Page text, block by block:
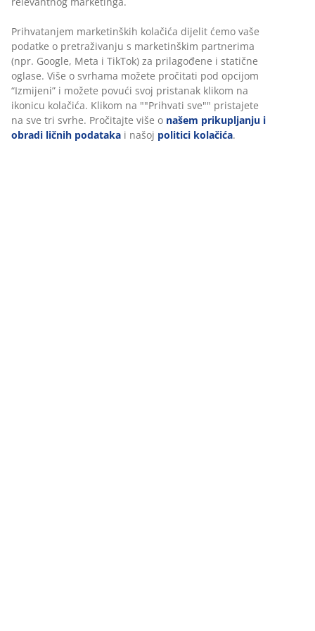
Prihvatanjem marketinških kolačića dijelit ćemo vaše
podatke o pretraživanju s marketinškim partnerima
(npr. Google, Meta i TikTok) za prilagođene i statične
oglase. Više o svrhama možete pročitati pod opcijom
“Izmijeni” i možete povući svoj pristanak klikom na
ikonicu kolačića. Klikom na ""Prihvati sve"" pristajete
na sve tri svrhe. Pročitajte više o našem prikupljanju i
obradi ličnih podataka i našoj politici kolačića.